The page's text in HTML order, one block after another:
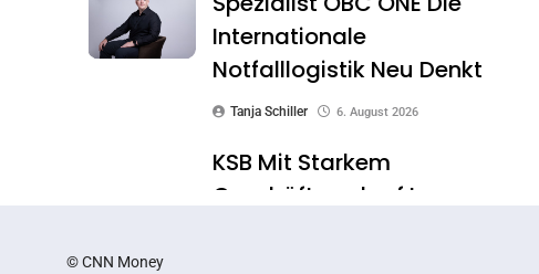
Internationale
Notfalllogistik Neu Denkt
Tanja Schiller 6. August 2026
KSB Mit Starkem
Geschäftsverlauf Im
© CNN Money